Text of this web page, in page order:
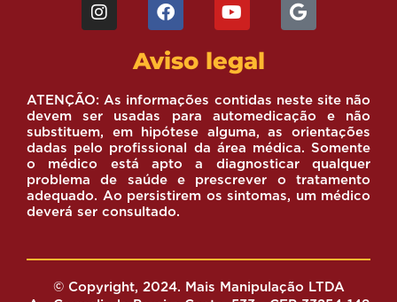
Aviso legal
ATENÇÃO: As informações contidas neste site não
devem ser usadas para automedicação e não
substituem, em hipótese alguma, as orientações
dadas pelo profissional da área médica. Somente
o médico está apto a diagnosticar qualquer
problema de saúde e prescrever o tratamento
adequado. Ao persistirem os sintomas, um médico
deverá ser consultado.
© Copyright, 2024. Mais Manipulação LTDA